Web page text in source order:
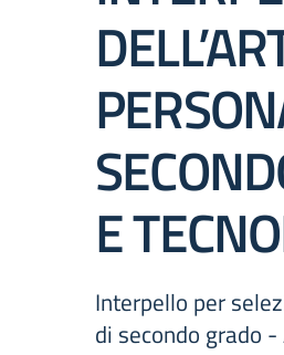
E
Interpello per
di secondo grado